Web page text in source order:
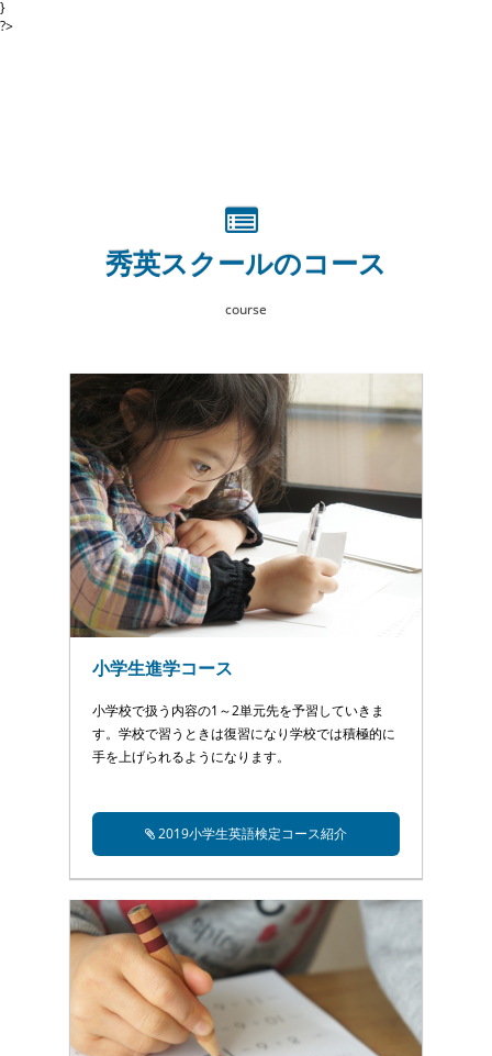
‘;
}
echo ‘
‘;
echo ‘
‘ . get_the_time(‘m月d日’);
foreach((get_the_category()) as $cat){
if($cat->category_parent == 0){
‘;
echo ‘
echo ‘
}
?>
秀英スクールのコース
course
小学生進学コース
小学校で扱う内容の1～2単元先を予習していきま
す。学校で習うときは復習になり学校では積極的に
手を上げられるようになります。
2019小学生英語検定コース紹介